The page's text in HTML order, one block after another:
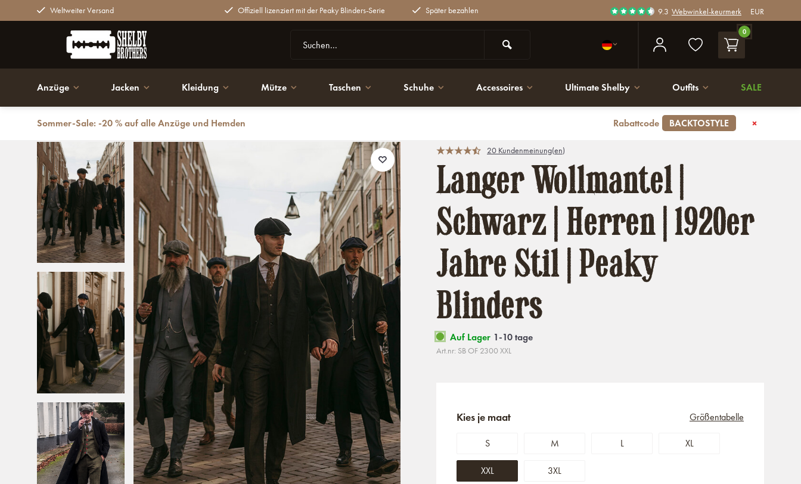
Weltweiter Versand Offiziell lizenziert mit der Peaky Blinders-Serie Später bezahlen 9.3 Webwinkel-keurmerk EUR
0
Anzüge Jacken Kleidung Mütze Taschen Schuhe Accessoires Ultimate Shelby Outfits SALE
Sommer-Sale: -20 % auf alle Anzüge und Hemden Rabattcode BACKTOSTYLE
Zurück Langer Wollmantel | Schwarz | Herren | 1920er Jahre Stil | Peaky Blinders
20 Kundenmeinung(en)
Langer Wollmantel |
Schwarz | Herren | 1920er
Jahre Stil | Peaky
Blinders
Auf Lager 1-10 tage
Art.nr: SB OF 2300 XXL
Kies je maat
S M L XL
XXL 3XL
Größentabelle